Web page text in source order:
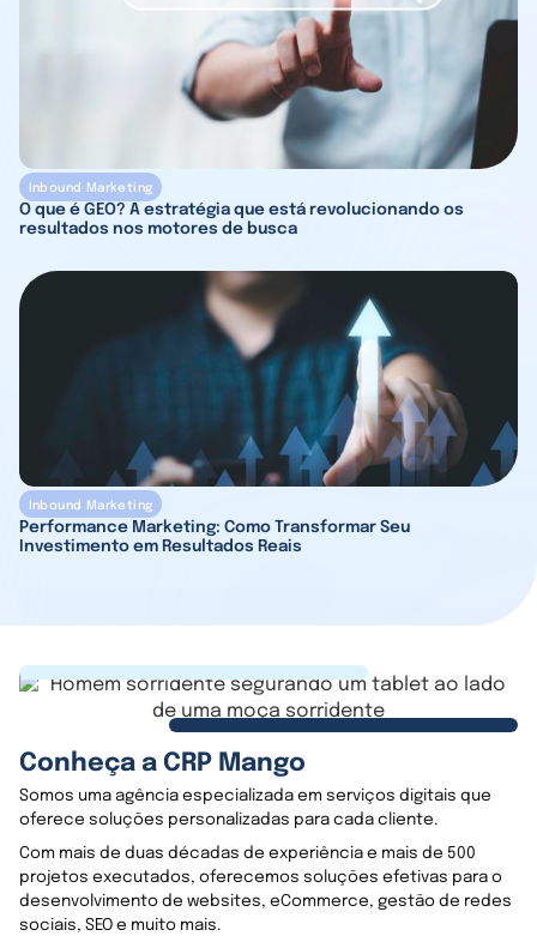
Inbound Marketing
O que é GEO? A estratégia que está revolucionando os
resultados nos motores de busca
Inbound Marketing
Performance Marketing: Como Transformar Seu
Investimento em Resultados Reais
Conheça a CRP Mango
Somos uma agência especializada em serviços digitais que
oferece soluções personalizadas para cada cliente.
Com mais de duas décadas de experiência e mais de 500
projetos executados, oferecemos soluções efetivas para o
desenvolvimento de websites, eCommerce, gestão de redes
sociais, SEO e muito mais.